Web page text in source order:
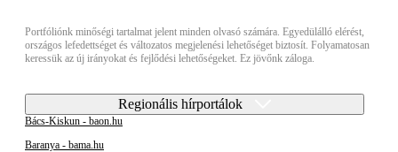
Portfóliónk minőségi tartalmat jelent minden olvasó számára. Egyedülálló elérést,
országos lefedettséget és változatos megjelenési lehetőséget biztosít. Folyamatosan
keressük az új irányokat és fejlődési lehetőségeket. Ez jövőnk záloga.
Regionális hírportálok
Bács-Kiskun - baon.hu
Baranya - bama.hu